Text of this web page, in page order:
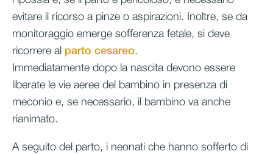
evitare il ricorso a pinze o aspirazioni. Inoltre, se da
monitoraggio emerge sofferenza fetale, si deve
ricorrere al parto cesareo.
Immediatamente dopo la nascita devono essere
liberate le vie aeree del bambino in presenza di
meconio e, se necessario, il bambino va anche
rianimato.
A seguito del parto, i neonati che hanno sofferto di